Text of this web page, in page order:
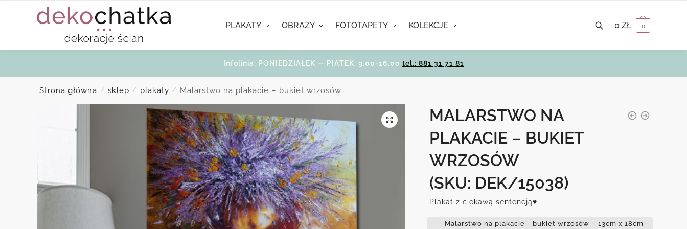
PLAKATY OBRAZY FOTOTAPETY KOLEKCJE 0 ZŁ 0
Infolinia: PONIEDZIAŁEK — PIĄTEK: 9.00-16.00 tel.: 881 31 71 81
Strona główna / sklep / plakaty / Malarstwo na plakacie – bukiet wrzosów
MALARSTWO NA
PLAKACIE – BUKIET
WRZOSÓW
(SKU: DEK/15038)
Plakat z ciekawą sentencją♥
Malarstwo na plakacie - bukiet wrzosów – 13cm x 18cm -